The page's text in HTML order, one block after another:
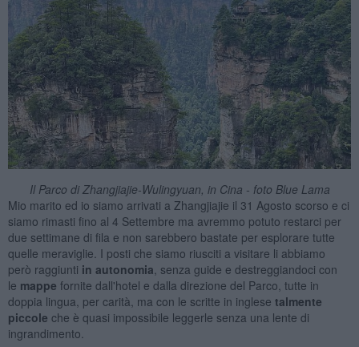
Il Parco di Zhangjiajie-Wulingyuan, in Cina - foto Blue Lama
Mio marito ed io siamo arrivati a Zhangjiajie il 31 Agosto scorso e ci
siamo rimasti fino al 4 Settembre ma avremmo potuto restarci per
due settimane di fila e non sarebbero bastate per esplorare tutte
quelle meraviglie. I posti che siamo riusciti a visitare li abbiamo
però raggiunti in autonomia, senza guide e destreggiandoci con
le mappe fornite dall'hotel e dalla direzione del Parco, tutte in
doppia lingua, per carità, ma con le scritte in inglese talmente
piccole che è quasi impossibile leggerle senza una lente di
ingrandimento.